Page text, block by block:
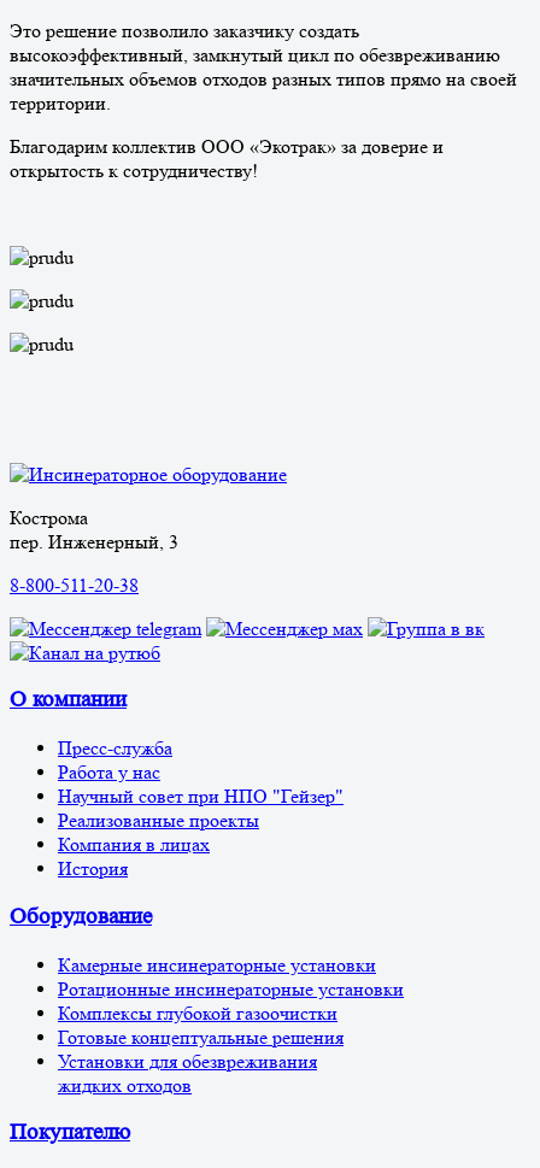
Это решение позволило заказчику создать
высокоэффективный, замкнутый цикл по обезвреживанию
значительных объемов отходов разных типов прямо на своей
территории.
Благодарим коллектив ООО «Экотрак» за доверие и
открытость к сотрудничеству!
Кострома
пер. Инженерный, 3
8-800-511-20-38
О компании
Пресс-служба
Работа у нас
Научный совет при НПО "Гейзер"
Реализованные проекты
Компания в лицах
История
Оборудование
Камерные инсинераторные установки
Ротационные инсинераторные установки
Комплексы глубокой газоочистки
Готовые концептуальные решения
Установки для обезвреживания
жидких отходов
Покупателю